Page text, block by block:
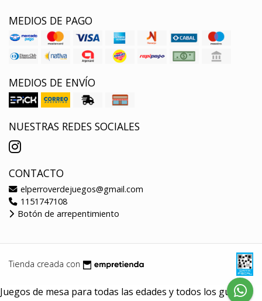
MEDIOS DE PAGO
MEDIOS DE ENVÍO
NUESTRAS REDES SOCIALES
CONTACTO
elperroverdejuegos@gmail.com
1151747108
Botón de arrepentimiento
Tienda creada con
Juegos de mesa para todas las edades y todos los gustos.